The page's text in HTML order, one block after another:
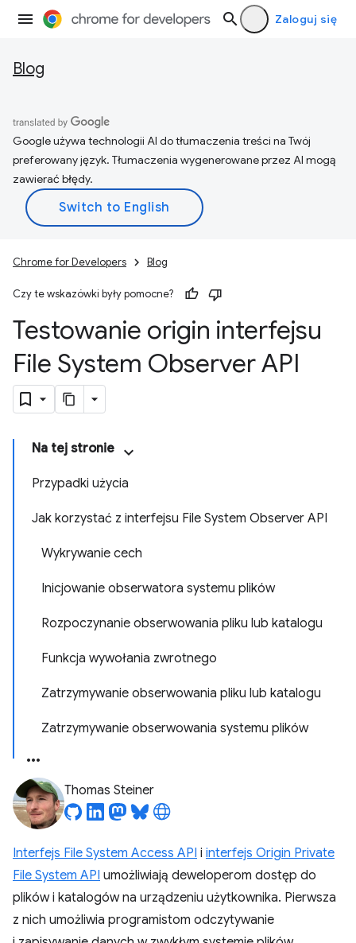
Zaloguj się
Blog
Google używa technologii AI do tłumaczenia treści na Twój
preferowany język. Tłumaczenia wygenerowane przez AI mogą
zawierać błędy.
Chrome for Developers Blog
Czy te wskazówki były pomocne?
Testowanie origin interfejsu
File System Observer API
Na tej stronie
Przypadki użycia
Jak korzystać z interfejsu File System Observer API
Wykrywanie cech
Inicjowanie obserwatora systemu plików
Rozpoczynanie obserwowania pliku lub katalogu
Funkcja wywołania zwrotnego
Zatrzymywanie obserwowania pliku lub katalogu
Zatrzymywanie obserwowania systemu plików
Thomas Steiner
Interfejs File System Access API i interfejs Origin Private
File System API umożliwiają deweloperom dostęp do
plików i katalogów na urządzeniu użytkownika. Pierwsza
z nich umożliwia programistom odczytywanie